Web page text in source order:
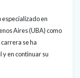
especializado en
Aires (UBA) como
se ha
en continuar su